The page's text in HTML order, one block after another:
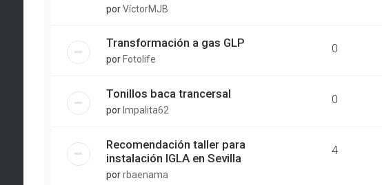
porVíctorMJB
Transformación a gas GLP
porFotolife
0
Tonillos baca trancersal
porImpalita62
0
Recomendación taller para
instalación IGLA en Sevilla
porrbaenama
4